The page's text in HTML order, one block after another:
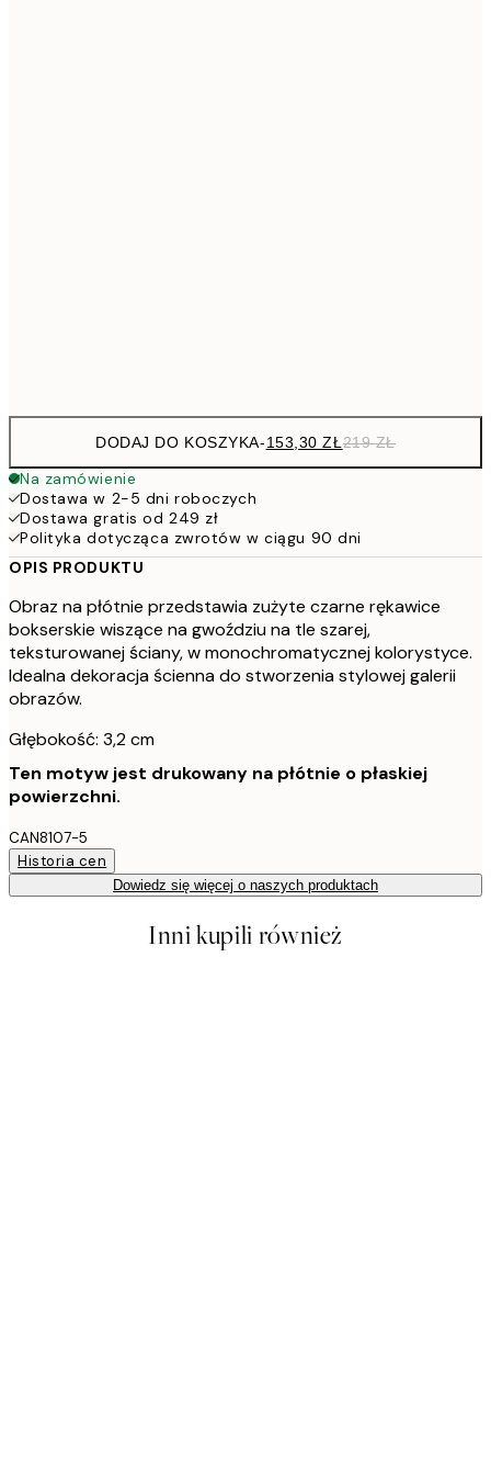
DODAJ DO KOSZYKA-153,30 ZŁ219 ZŁ
Na zamówienie
Dostawa w 2-5 dni roboczych
Dostawa gratis od 249 zł
Polityka dotycząca zwrotów w ciągu 90 dni
OPIS PRODUKTU
Obraz na płótnie przedstawia zużyte czarne rękawice
bokserskie wiszące na gwoździu na tle szarej,
teksturowanej ściany, w monochromatycznej kolorystyce.
Idealna dekoracja ścienna do stworzenia stylowej galerii
obrazów.
Głębokość: 3,2 cm
Ten motyw jest drukowany na płótnie o płaskiej
powierzchni.
CAN8107-5
Historia cen
Dowiedz się więcej o naszych produktach
Inni kupili również